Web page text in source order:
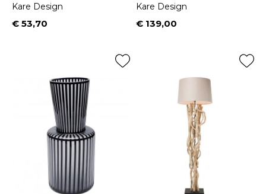
Kare Design
Prijs
€ 53,70
Kare Design
Prijs
€ 139,00